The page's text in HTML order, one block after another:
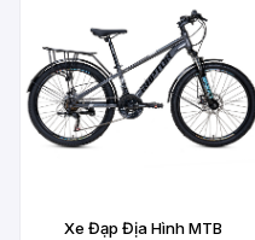
Xe Đạp Địa Hình MTB